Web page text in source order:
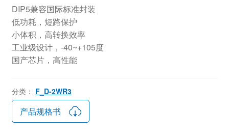
DIP5兼容国际标准封装
低功耗，短路保护
小体积，高转换效率
工业级设计，-40~+105度
国产芯片，高性能
分类： F_D-2WR3
产品规格书